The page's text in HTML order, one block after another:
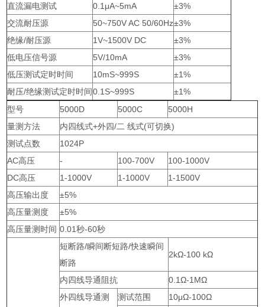
直流漏电测试
0.1μA~5mA
±3%
交流耐压源
50~750V AC 50/60Hz±3%
绝缘/耐压源
1V~1500V DC
±3%
低电压信号源
5V/10mA
±3%
低压测试定时时间
10mS~999S
±1%
耐压/绝缘测试定时时间0.1S~999S ±1%
型号 5000D 5000C
5000H
量测方法
内四线式+外四/二 线式(可切换)
测试点数
1024P
AC高压
- 100-700V
100-1000V
DC高压
1-1000V 1-1000V
1-1500V
高压输出度
±5%
高压量测度
±5%
高压量测时间 0.01秒-60秒
短断路/瞬间断短路/快速瞬间
断路
2kΩ-100 kΩ
内四线导通阻抗
0.1Ω-1MΩ
外四线导通测
测试范围
10μΩ-100Ω